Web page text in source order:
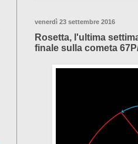
venerdì 23 settembre 2016
Rosetta, l'ultima
finale sulla cometa